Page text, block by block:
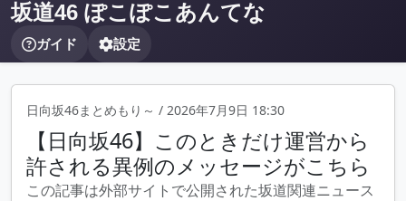
坂道46 ぽこぽこあんてな
ガイド 設定
日向坂46まとめもり～ / 2026年7月9日 18:30
【日向坂46】このときだけ運営から
許される異例のメッセージがこちら
この記事は外部サイトで公開された坂道関連ニュース